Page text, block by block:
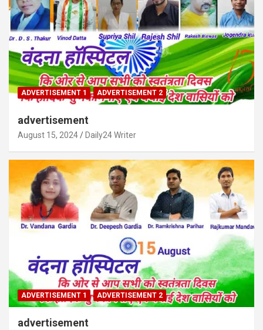
ADVERTISEMENT 1 ADVERTISEMENT 2
advertisement
August 15, 2024 Daily24 Writer
ADVERTISEMENT 1 ADVERTISEMENT 2
advertisement